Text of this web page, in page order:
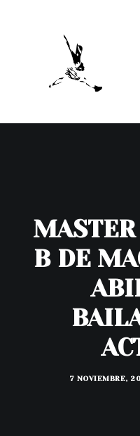
CIA. NÓMADA
BLOG
CONTACTO
B DE
7 NOVIEMBRE,